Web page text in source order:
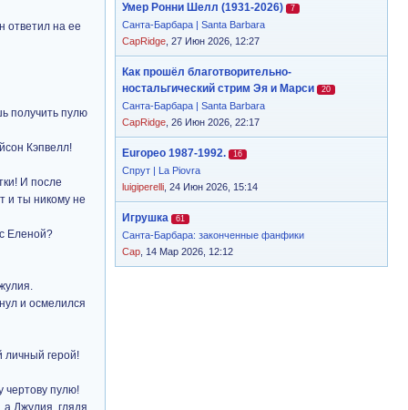
Умер Ронни Шелл (1931-2026) 7
Санта-Барбара | Santa Barbara
CapRidge , 27 Июн 2026, 12:27
Как прошёл благотворительно-
ностальгический стрим Эя и Марси
20
Санта-Барбара | Santa Barbara
CapRidge , 26 Июн 2026, 22:17
Europeo 1987-1992. 16
Спрут | La Piovra
luigiperelli , 24 Июн 2026, 15:14
Игрушка 61
Санта-Барбара: законченные фанфики
Cap , 14 Мар 2026, 12:12
ответил на ее
получить пулю
Кэпвелл!
И после
и ты никому не
Еленой?
и осмелился
личный герой!
чертову пулю!
Джулия, глядя